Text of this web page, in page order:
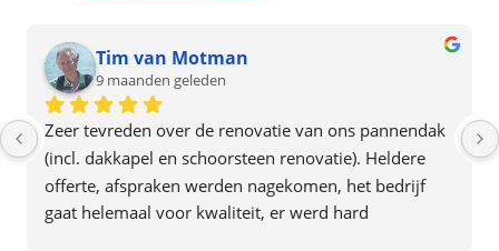
Tim van Motman
9 maanden geleden
Zeer tevreden over de renovatie van ons pannendak
(incl. dakkapel en schoorsteen renovatie). Heldere
offerte, afspraken werden nagekomen, het bedrijf
gaat helemaal voor kwaliteit, er werd hard